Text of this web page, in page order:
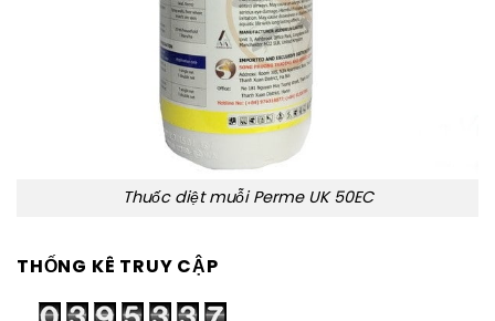
Thuốc diệt muỗi Perme UK 50EC
THỐNG KÊ TRUY CẬP